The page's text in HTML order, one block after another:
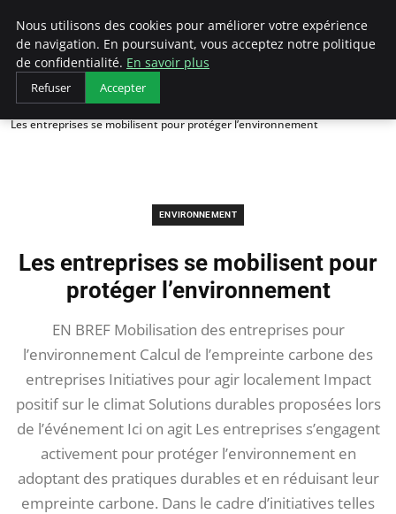
Arcticclimateemergency
Accueil
Environnement
Les entreprises se mobilisent pour protéger l’environnement
ENVIRONNEMENT
Les entreprises se mobilisent pour
protéger l’environnement
EN BREF Mobilisation des entreprises pour
l’environnement Calcul de l’empreinte carbone des
entreprises Initiatives pour agir localement Impact
positif sur le climat Solutions durables proposées lors
de l’événement Ici on agit Les entreprises s’engagent
activement pour protéger l’environnement en
adoptant des pratiques durables et en réduisant leur
empreinte carbone. Dans le cadre d’initiatives telles
Nous utilisons des cookies pour améliorer votre expérience
de navigation. En poursuivant, vous acceptez notre politique
de confidentialité. En savoir plus
Refuser Accepter